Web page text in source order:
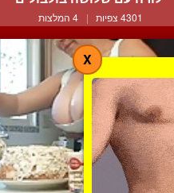
4301 צפיות | 4 המלצות
X